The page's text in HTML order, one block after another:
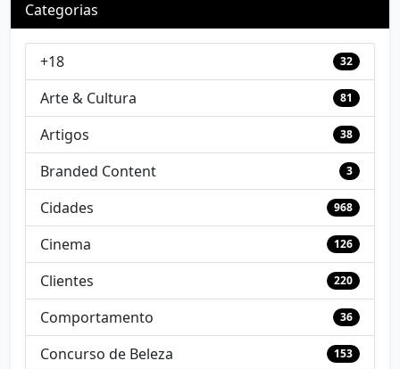
Categorias
+18 32
Arte & Cultura 81
Artigos 38
Branded Content 3
Cidades 968
Cinema 126
Clientes 220
Comportamento 36
Concurso de Beleza 153